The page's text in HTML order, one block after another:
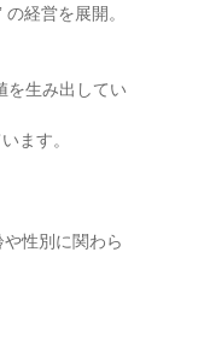
経営を展開。
を生み出してい
ます。
性別に関わら